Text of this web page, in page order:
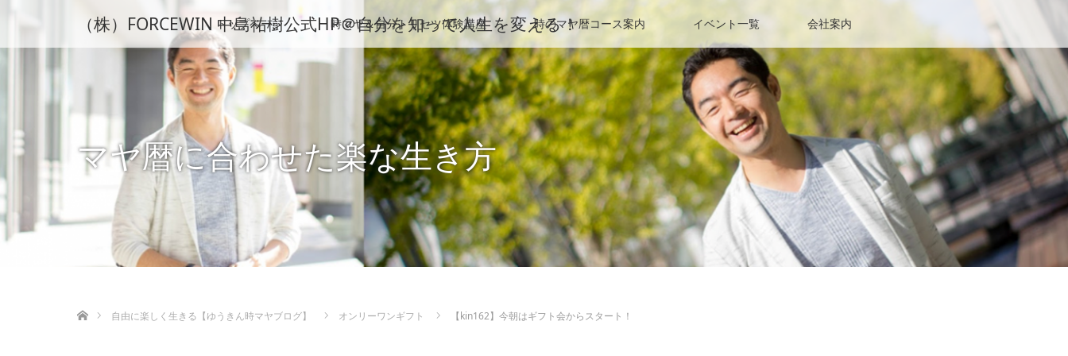
（株）FORCEWIN 中島祐樹公式HP＠自分を知って人生を変える！
トップページ 時マヤ＆自分トリセツ体験講座 時のマヤ暦コース案内 イベント一覧 会社案内
マヤ暦に合わせた楽な生き方
自由に楽しく生きる【ゆうきん時マヤブログ】
オンリーワンギフト 【kin162】今朝はギフト会からスタート！